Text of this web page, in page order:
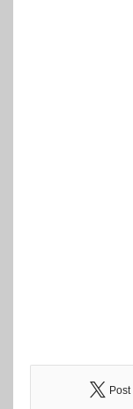
Post